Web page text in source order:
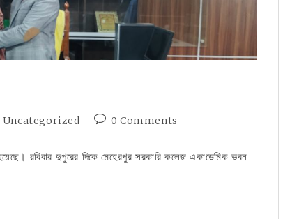
Uncategorized
Post0 Comments
রবিবার দুপুরের দিকে মেহেরপুর সরকারি কলেজ একাডেমিক ভবন